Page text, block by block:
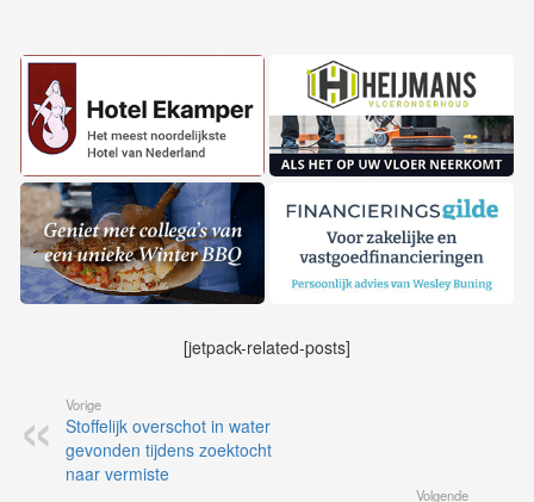
[jetpack-related-posts]
Vorige
Stoffelijk overschot in water
gevonden tijdens zoektocht
naar vermiste
Volgende